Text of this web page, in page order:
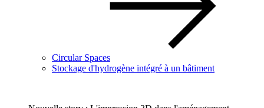
Circular Spaces
Stockage d'hydrogène intégré à un bâtiment